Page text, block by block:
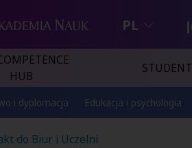
PL
HUB
STUDENT
i dyplomacja Edukacja i psychologia
do Biur i Uczelni